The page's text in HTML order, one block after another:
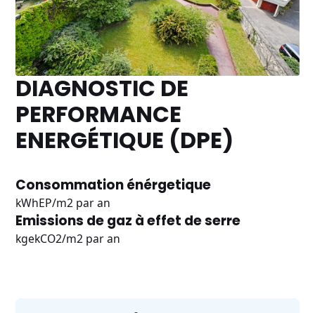
DIAGNOSTIC DE
PERFORMANCE
ENERGÉTIQUE (DPE)
Consommation énérgetique
kWhEP/m2 par an
Emissions de gaz à effet de serre
kgekCO2/m2 par an